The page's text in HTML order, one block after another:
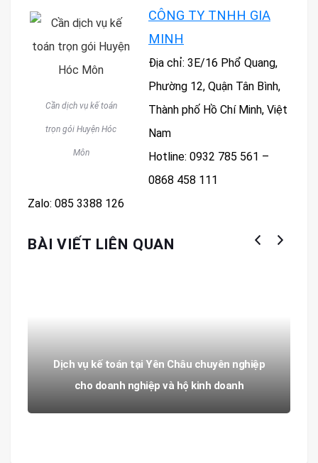
Cần dịch vụ kế toán
trọn gói Huyện Hóc
Môn
CÔNG TY TNHH GIA
MINH
Địa chỉ: 3E/16 Phổ Quang,
Phường 12, Quận Tân Bình,
Thành phố Hồ Chí Minh, Việt
Nam
Hotline: 0932 785 561 –
0868 458 111
Zalo: 085 3388 126
BÀI VIẾT LIÊN QUAN
Dịch vụ kế toán tại Yên Châu chuyên nghiệp
cho doanh nghiệp và hộ kinh doanh